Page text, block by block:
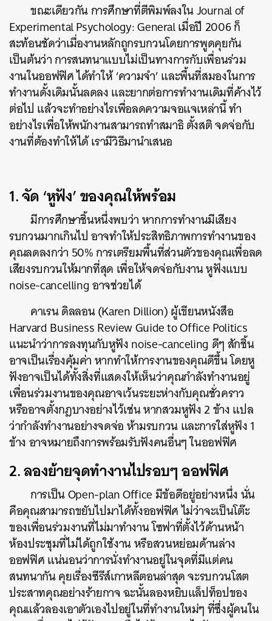
ขณะเดียวกัน การศึกษาที่ตีพิมพ์ลงใน Journal of
Experimental Psychology: General เมื่อปี 2006 ก็
สะท้อนชัดว่าเมื่องานหลักถูกรบกวนโดยการพูดคุยกัน
เป็นต้นว่า การสนทนาแบบไม่เป็นทางการกับเพื่อนร่วม
งานในออฟฟิศ ได้ทำให้ ‘ความจำ’ และพื้นที่สมองในการ
ทำงานดั้งเดิมนั้นลดลง และยากต่อการทำงานเดิมที่ค้างไว้
ต่อไป แล้วจะทำอย่างไรเพื่อลดความจอแจเหล่านี้ ทำ
อย่างไรเพื่อให้พนักงานสามารถทำสมาธิ ตั้งสติ จดจ่อกับ
งานที่ต้องทำให้ได้ เรามีวิธีมานำเสนอ
1. จัด ‘หูฟัง’ ของคุณให้พร้อม
มีการศึกษาชิ้นหนึ่งพบว่า หากการทำงานมีเสียง
รบกวนมากเกินไป อาจทำให้ประสิทธิภาพการทำงานของ
คุณลดลงกว่า 50% การเตรียมพื้นที่ส่วนตัวของคุณเพื่อลด
เสียงรบกวนให้มากที่สุด เพื่อให้จดจ่อกับงาน หูฟังแบบ
noise-cancelling อาจช่วยได้
คาเรน ดิลลอน (Karen Dillion) ผู้เขียนหนังสือ
Harvard Business Review Guide to Office Politics
แนะนำว่าการลงทุนกับหูฟัง noise-canceling ดีๆ สักชิ้น
อาจเป็นเรื่องคุ้มค่า หากทำให้การงานของคุณดีขึ้น โดยหู
ฟังอาจเป็นได้ทั้งสิ่งที่แสดงให้เห็นว่าคุณกำลังทำงานอยู่
เพื่อนร่วมงานของคุณอาจเว้นระยะห่างกับคุณชั่วคราว
หรืออาจตั้งกฎบางอย่างไว้เช่น หากสวมหูฟัง 2 ข้าง แปล
ว่ากำลังทำงานอย่างจดจ่อ ห้ามรบกวน และการใส่หูฟัง 1
ข้าง อาจหมายถึงการพร้อมรับฟังคนอื่นๆ ในออฟฟิศ
2. ลองย้ายจุดทำงานไปรอบๆ ออฟฟิศ
การเป็น Open-plan Office มีข้อดีอยู่อย่างหนึ่ง นั่น
คือคุณสามารถขยับไปมาได้ทั้งออฟฟิศ ไม่ว่าจะเป็นโต๊ะ
ของเพื่อนร่วมงานที่ไม่มาทำงาน โซฟาที่ตั้งไว้ด้านหน้า
ห้องประชุมที่ไม่ได้ถูกใช้งาน หรือสวนหย่อมด้านล่าง
ออฟฟิศ แน่นอนว่าการนั่งทำงานอยู่ในจุดที่มีแต่คน
สนทนากัน คุยเรื่องซีรีส์เกาหลีตอนล่าสุด จะรบกวนโสต
ประสาทคุณอย่างร้ายกาจ ฉะนั้นลองหยิบแล็ปท็อปของ
คุณแล้วลองเอาตัวเองไปอยู่ในที่ทำงานใหม่ๆ ที่ซึ่งผู้คนใน